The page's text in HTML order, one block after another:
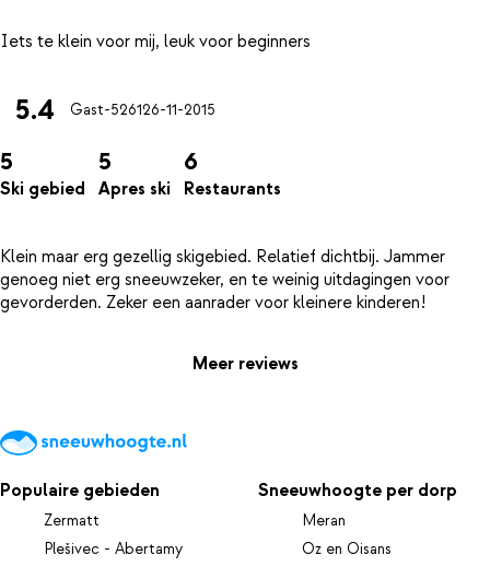
5.4 Gast-526126-11-2015
5
Ski gebied
5
Apres ski
6
Restaurants
Klein maar erg gezellig skigebied. Relatief dichtbij. Jammer
genoeg niet erg sneeuwzeker, en te weinig uitdagingen voor
Meer reviews
Populaire gebieden
Zermatt
Plešivec - Abertamy
Sneeuwhoogte per dorp
Meran
Oz en Oisans